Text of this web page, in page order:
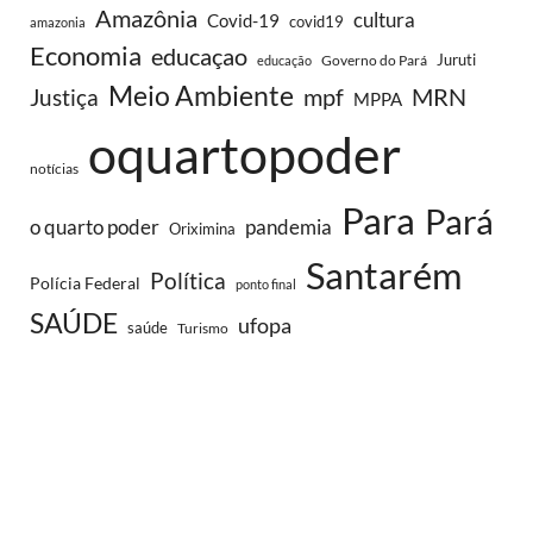
amazonia Amazônia Covid-19 covid19 cultura
Economia educaçao educação Governo do Pará Juruti
Justiça Meio Ambiente mpf MPPA MRN
notícias oquartopoder
o quarto poder Oriximina pandemia Para Pará
Polícia Federal Política ponto final Santarém
SAÚDE saúde Turismo ufopa